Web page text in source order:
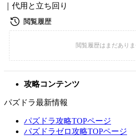
｜代用と立ち回り
攻略コンテンツ
パズドラ最新情報
パズドラ攻略TOPページ
パズドラゼロ攻略TOPページ